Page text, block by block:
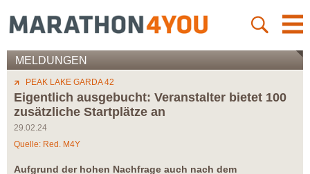
MELDUNGEN
PEAK LAKE GARDA 42
Eigentlich ausgebucht: Veranstalter bietet 100
zusätzliche Startplätze an
29.02.24
Quelle: Red. M4Y
Aufgrund der hohen Nachfrage auch nach dem